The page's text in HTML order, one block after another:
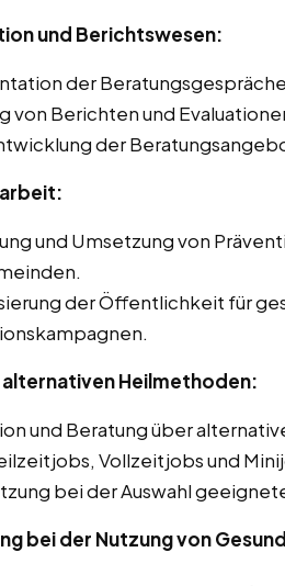
und Berichtswesen:
der
von Berichten und
der
und Umsetzung von
der Öffentlichkeit für
alternativen Heilmethoden:
und Beratung über
Vollzeitjobs und
bei der Auswahl
bei der Nutzung von